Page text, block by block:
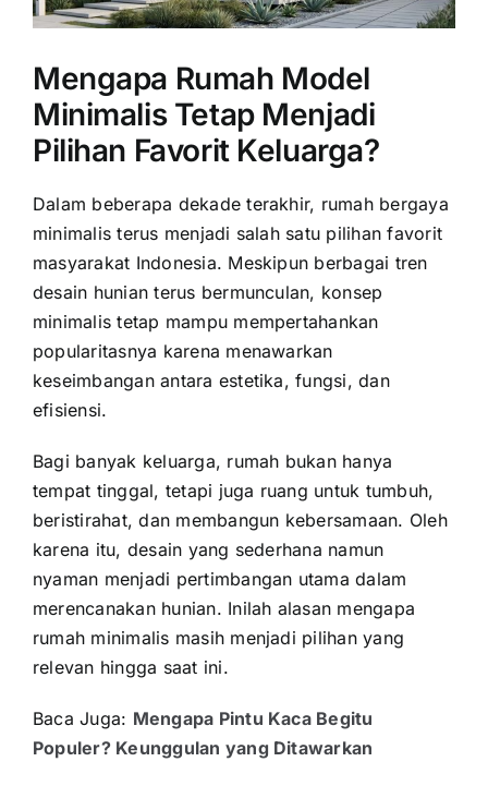
Mengapa Rumah Model
Minimalis Tetap Menjadi
Pilihan Favorit Keluarga?
Dalam beberapa dekade terakhir, rumah bergaya
minimalis terus menjadi salah satu pilihan favorit
masyarakat Indonesia. Meskipun berbagai tren
desain hunian terus bermunculan, konsep
minimalis tetap mampu mempertahankan
popularitasnya karena menawarkan
keseimbangan antara estetika, fungsi, dan
efisiensi.
Bagi banyak keluarga, rumah bukan hanya
tempat tinggal, tetapi juga ruang untuk tumbuh,
beristirahat, dan membangun kebersamaan. Oleh
karena itu, desain yang sederhana namun
nyaman menjadi pertimbangan utama dalam
merencanakan hunian. Inilah alasan mengapa
rumah minimalis masih menjadi pilihan yang
relevan hingga saat ini.
Baca Juga: Mengapa Pintu Kaca Begitu
Populer? Keunggulan yang Ditawarkan